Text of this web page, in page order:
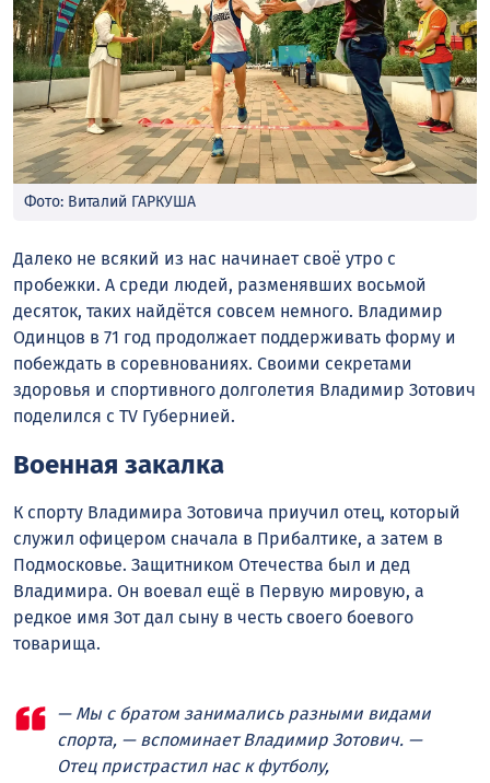
Фото: Виталий ГАРКУША
Далеко не всякий из нас начинает своё утро с
пробежки. А среди людей, разменявших восьмой
десяток, таких найдётся совсем немного. Владимир
Одинцов в 71 год продолжает поддерживать форму и
побеждать в соревнованиях. Своими секретами
здоровья и спортивного долголетия Владимир Зотович
поделился с TV Губернией.
Военная закалка
К спорту Владимира Зотовича приучил отец, который
служил офицером сначала в Прибалтике, а затем в
Подмосковье. Защитником Отечества был и дед
Владимира. Он воевал ещё в Первую мировую, а
редкое имя Зот дал сыну в честь своего боевого
товарища.
— Мы с братом занимались разными видами
спорта, — вспоминает Владимир Зотович. —
Отец пристрастил нас к футболу,